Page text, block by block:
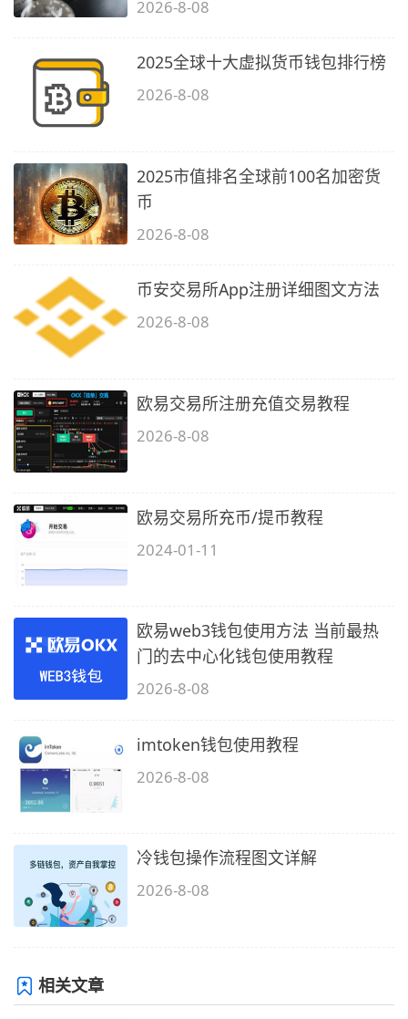
2026-8-08
2025全球十大虚拟货币钱包排行榜
2026-8-08
2025市值排名全球前100名加密货
币
2026-8-08
币安交易所App注册详细图文方法
2026-8-08
欧易交易所注册充值交易教程
2026-8-08
欧易交易所充币/提币教程
2024-01-11
欧易web3钱包使用方法 当前最热
门的去中心化钱包使用教程
2026-8-08
imtoken钱包使用教程
2026-8-08
冷钱包操作流程图文详解
2026-8-08
相关文章